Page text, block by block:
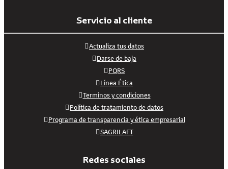
Servicio al cliente
Actualiza tus datos
Darse de baja
PQRS
Línea Ética
Terminos y condiciones
Política de tratamiento de datos
Programa de transparencia y ética empresarial
SAGRILAFT
Redes sociales